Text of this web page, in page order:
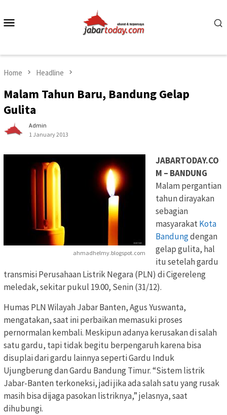
content
Home Headline
Malam Tahun Baru, Bandung Gelap
Gulita
Admin
1 January 2013
ahmadhelmy.blogspot.com
JABARTODAY.CO
M – BANDUNG
Malam pergantian
tahun dirayakan
sebagian
masyarakatKota
Bandungdengan
gelap gulita, hal
itu setelah gardu
transmisi Perusahaan Listrik Negara (PLN) di Cigereleng
meledak, sekitar pukul 19.00, Senin (31/12).
Humas PLN Wilayah Jabar Banten, Agus Yuswanta,
mengatakan, saat ini perbaikan memasuki proses
pernormalan kembali. Meskipun adanya kerusakan di salah
satu gardu, tapi tidak begitu berpengaruh karena bisa
disuplai dari gardu lainnya seperti Gardu Induk
Ujungberung dan Gardu Bandung Timur. “Sistem listrik
Jabar-Banten terkoneksi, jadi jika ada salah satu yang rusak
masih bisa dijaga pasokan listriknya,” jelasnya, saat
dihubungi.